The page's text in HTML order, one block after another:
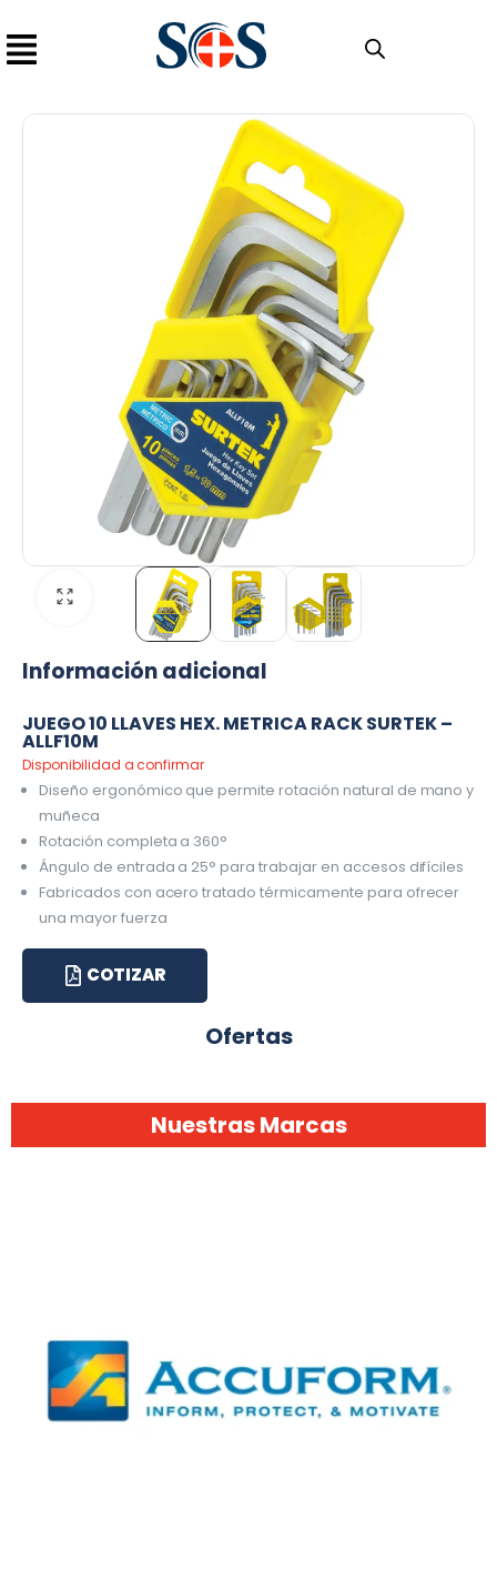
Información adicional
JUEGO 10 LLAVES HEX. METRICA RACK SURTEK –
ALLF10M
Disponibilidad a confirmar
Diseño ergonómico que permite rotación natural de mano y
muñeca
Rotación completa a 360°
Ángulo de entrada a 25° para trabajar en accesos difíciles
Fabricados con acero tratado térmicamente para ofrecer
una mayor fuerza
COTIZAR
Ofertas
Nuestras Marcas